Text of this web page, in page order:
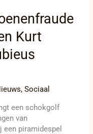
Kurt
,Sociaal
een schokgolf
van
piramidespel